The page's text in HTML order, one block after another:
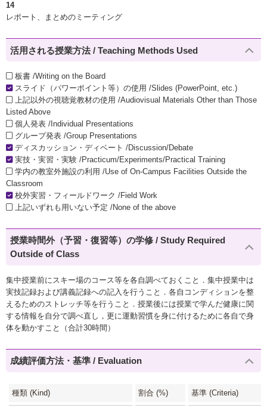
14
レポート、まとめのミーティング
活用される授業方法 / Teaching Methods Used
板書 /Writing on the Board
スライド（パワーポイント等）の使用 /Slides (PowerPoint, etc.)
上記以外の視聴覚教材の使用 /Audiovisual Materials Other than Those
Listed Above
個人発表 /Individual Presentations
グループ発表 /Group Presentations
ディスカッション・ディベート /Discussion/Debate
実技・実習・実験 /Practicum/Experiments/Practical Training
学内の教室外施設の利用 /Use of On-Campus Facilities Outside the
Classroom
校外実習・フィールドワーク /Field Work
上記いずれも用いない予定 /None of the above
授業時間外（予習・復習等）の学修 / Study Required
Outside of Class
集中授業前にスキー場のコース等を各自調べておくこと．集中授業中は
実技記録および講義記録への記入を行うこと．各自コンディションを整
えるためのストレッチ等を行うこと．授業後には授業で学んだ健康に関
する情報を自分で調べ直し，更に運動習慣を身に付けるために各自で身
体を動かすこと（合計30時間）
成績評価方法・基準 / Evaluation
種類 (Kind) 割合 (%) 基準 (Criteria)